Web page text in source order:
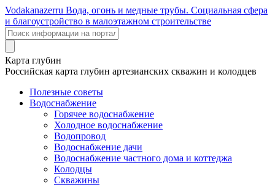
Vodakanazerru Вода, огонь и медные трубы. Социальная сфера
и благоустройство в малоэтажном строительстве
Карта глубин
Российская карта глубин артезианских скважин и колодцев
Полезные советы
Водоснабжение
Горячее водоснабжение
Холодное водоснабжение
Водопровод
Водоснабжение дачи
Водоснабжение частного дома и коттеджа
Колодцы
Скважины